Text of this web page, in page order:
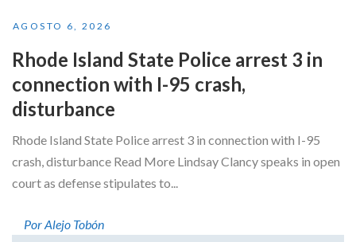
AGOSTO 6, 2026
Rhode Island State Police arrest 3 in
connection with I-95 crash,
disturbance
Rhode Island State Police arrest 3 in connection with I-95
crash, disturbance Read More Lindsay Clancy speaks in open
court as defense stipulates to...
Por Alejo Tobón